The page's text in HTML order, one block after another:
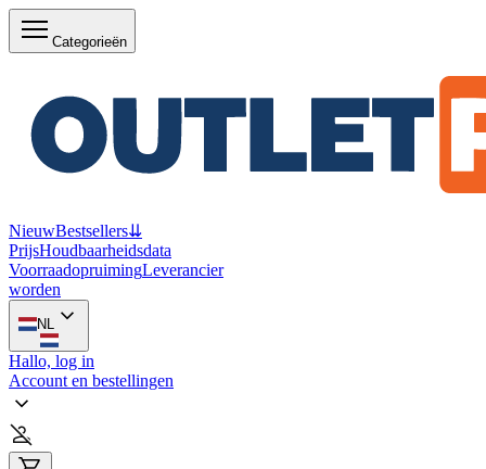
Categorieën
NieuwBestsellers⇊
PrijsHoudbaarheidsdata
VoorraadopruimingLeverancier
worden
NL
Hallo, log in
Account en bestellingen